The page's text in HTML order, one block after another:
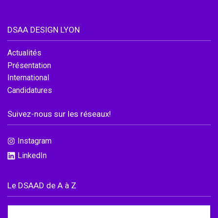
DSAA DESIGN LYON
Actualités
Présentation
International
Candidatures
Suivez-nous sur les réseaux!
Instagram
LinkedIn
Le DSAAD de A à Z